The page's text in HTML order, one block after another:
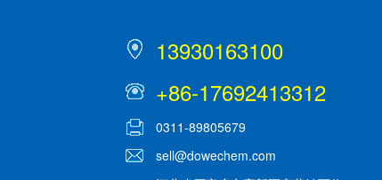
13930163100
+86-17692413312
0311-89805679
sell@dowechem.com